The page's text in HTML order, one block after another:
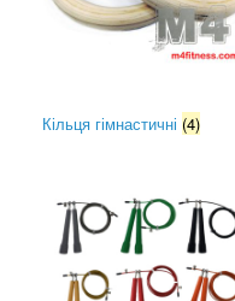
Кільця гімнастичні (4)